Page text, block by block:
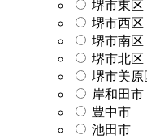
堺市東区
堺市西区
堺市南区
堺市北区
堺市美原
岸和田市
豊中市
池田市